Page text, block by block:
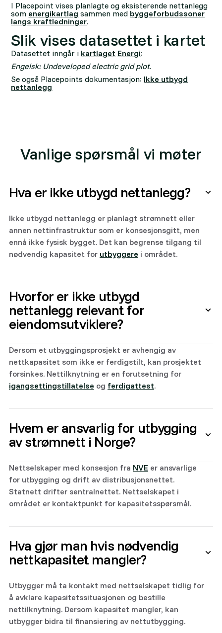
I Placepoint vises planlagte og eksisterende nettanlegg
som energikartlag sammen med byggeforbudssoner
langs kraftledninger.
Slik vises datasettet i kartet
Datasettet inngår i kartlaget Energi:
Engelsk: Undeveloped electric grid plot.
Se også Placepoints dokumentasjon: Ikke utbygd
nettanlegg
Vanlige spørsmål vi møter
Hva er ikke utbygd nettanlegg?
Ikke utbygd nettanlegg er planlagt strømnett eller
annen nettinfrastruktur som er konsesjonsgitt, men
ennå ikke fysisk bygget. Det kan begrense tilgang til
nødvendig kapasitet for utbyggere i området.
Hvorfor er ikke utbygd
nettanlegg relevant for
eiendomsutviklere?
Dersom et utbyggingsprosjekt er avhengig av
nettkapasitet som ikke er ferdigstilt, kan prosjektet
forsinkes. Nettilknytning er en forutsetning for
igangsettingstillatelse og ferdigattest.
Hvem er ansvarlig for utbygging
av strømnett i Norge?
Nettselskaper med konsesjon fra NVE er ansvarlige
for utbygging og drift av distribusjonsnettet.
Statnett drifter sentralnettet. Nettselskapet i
området er kontaktpunkt for kapasitetsspørsmål.
Hva gjør man hvis nødvendig
nettkapasitet mangler?
Utbygger må ta kontakt med nettselskapet tidlig for
å avklare kapasitetssituasjonen og bestille
nettilknytning. Dersom kapasitet mangler, kan
utbygger bidra til finansiering av nettutbygging.